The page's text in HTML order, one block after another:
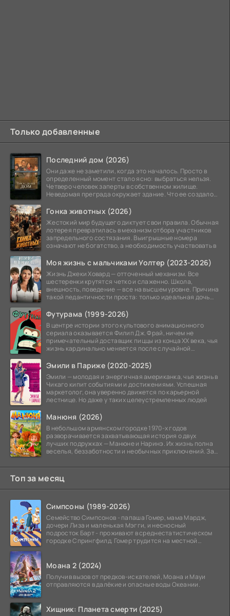
Только добавленные
Последний дом (2026)
Они даже не заметили, когда это началось. Просто в
определенный момент стало ясно: выбраться нельзя.
Четверо человек заперты в собственном жилище.
Неведомая преграда окружает здание. Что ее создало
Гонка животных (2026)
Жестокий мир будущего диктует свои правила. Обычная
лотерея превратилась в механизм отбора участников
запредельного состязания. Выигрышные номера
означают не богатство, а необходимость участвовать в
Моя жизнь с мальчиками Уолтер (2023-2026)
Жизнь Джеки Ховард — отточенный механизм. Все
шестеренки крутятся четко и слаженно. Школа,
внешность, поведение — все на высшем уровне. Причина
такой педантичности проста: только идеальная дочь
Футурама (1999-2026)
В центре истории этого культового анимационного
сериала оказывается Филип Дж. Фрай, ничем не
примечательный доставщик пиццы из конца XX века, чья
жизнь кардинально меняется после случайной
Эмили в Париже (2020-2025)
Эмили — молодая и энергичная американка, чья жизнь в
Чикаго кипит событиями и достижениями. Успешная
маркетолог, она уверенно движется по карьерной
лестнице. Но даже у таких целеустремленных людей
Манюня (2026)
В небольшом армянском городке 1970-х годов
разворачивается захватывающая история о двух
лучших подружках — Манюне и Наринэ. Их жизнь полна
веселья, беззаботности и необычных приключений. За
Топ за месяц
Симпсоны (1989-2026)
Семейство Симпсонов - папаша Гомер, мама Мардж,
дочери Лиза и маленькая Мэгги, и несносный
подросток Барт - проживают в среднестатистическом
городке Спрингфилд. Гомер трудится на местной
Моана 2 (2024)
Получив вызов от предков-искателей, Моана и Мауи
отправляются в далёкие и опасные воды Океании.
Хищник: Планета смерти (2025)